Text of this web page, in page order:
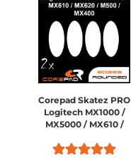
Corepad Skatez PRO
Logitech MX1000 /
MX5000 / MX610 /